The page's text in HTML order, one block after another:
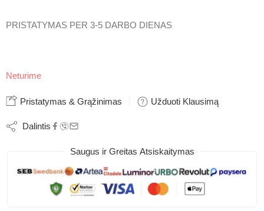
PRISTATYMAS PER 3-5 DARBO DIENAS
Neturime
Pristatymas & Grąžinimas Užduoti Klausimą
Dalintis
Saugus ir Greitas Atsiskaitymas